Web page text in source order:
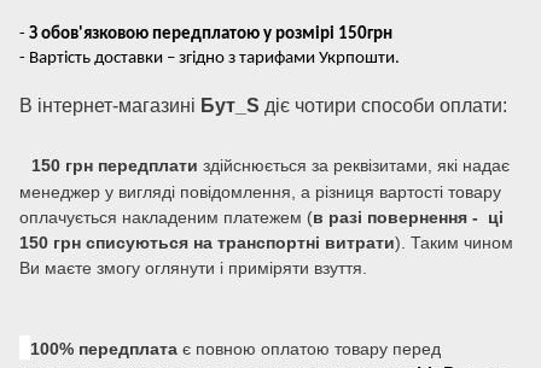
- З обов'язковою передплатою у розмірі 150грн
- Вартість доставки – згідно з тарифами Укрпошти.
В інтернет-магазині Бут_S діє чотири способи оплати:
150 грн передплати здійснюється за реквізитами, які надає
менеджер у вигляді повідомлення, а різниця вартості товару
оплачується накладеним платежем (в разі повернення - ці
150 грн списуються на транспортні витрати). Таким чином
Ви маєте змогу оглянути і приміряти взуття.
100% передплата є повною оплатою товару перед